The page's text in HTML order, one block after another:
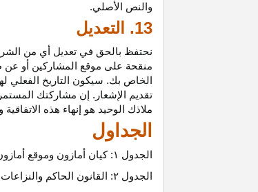
والنص
الأصلي.
13. التعديل
نحتفظ بالحق في تعديل أي من
منقحة على موقع المشاركين أو عن
الخاص بك. سيكون التاريخ الفعلي
تقديم الإشعار. إن مشاركتك
ملاذك الوحيد هو إنهاء هذه الاتفاقية
الجداول
الجدول ۱:
كيان أمازون وموقع
الجدول ۲: القانون الحاكم